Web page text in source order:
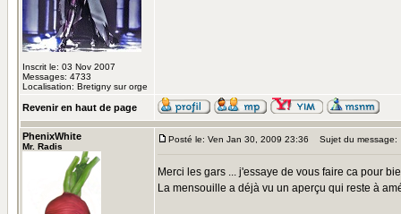
Inscrit le: 03 Nov 2007
Messages: 4733
Localisation: Bretigny sur orge
Revenir en haut de page
PhenixWhite
Mr. Radis
Posté le: Ven Jan 30, 2009 23:36 Sujet du message:
Merci les gars ... j'essaye de vous faire ca pour
La mensouille a déjà vu un aperçu qui reste à